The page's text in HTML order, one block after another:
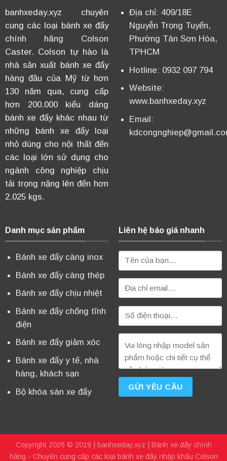
banhxeday.xyz chuyên
cung các loại bánh xe đẩy
chính hãng Colson
Caster. Colson tự hào là
nhà sản xuất bánh xe đẩy
hàng đầu của Mỹ từ hơn
130 năm qua, cung cấp
hơn 200.000 kiểu dáng
bánh xe đẩy khác nhau từ
những bánh xe đẩy loại
nhỏ dùng cho nội thất đến
các loại lớn sử dụng cho
ngành công nghiệp chịu
tải trọng nặng lên đến hơn
2.025 kgs.
Địa chỉ: 409/18E
Nguyễn Trọng Tuyển,
Phường Tân Sơn Hòa,
TPHCM
Hotline: 0932 097 794
Website:
www.banhxeday.xyz
Email:
Danh mục sản phẩm
Bánh xe đẩy càng inox
Bánh xe đẩy càng thép
Bánh xe đẩy chịu nhiệt
Bánh xe đẩy chống tĩnh
điện
Bánh xe đẩy giảm xóc
Bánh xe đẩy y tế, nhà
hàng, khách sạn
Bộ khóa sàn xe đẩy
Liên hệ báo giá nhanh
Copyright 2026 © 2019 | banhxeday.xyz | Bánh xe đẩy chính
hãng - Chuyên cung cấp các loại bánh xe đẩy nhập khẩu Colson